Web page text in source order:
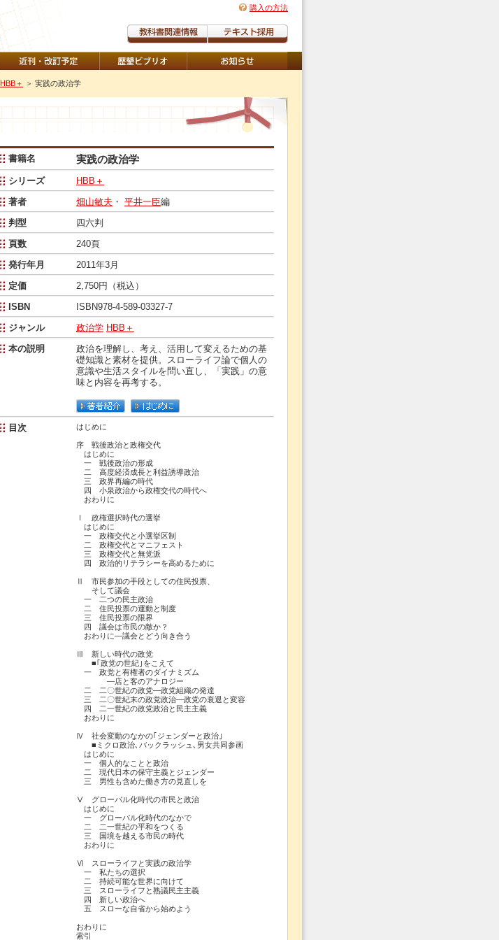
購入の方法
HBB＋ ＞ 実践の政治学
書籍名 実践の政治学
シリーズ
HBB＋
著者
畑山敏夫 ・ 平井一臣編
判型
四六判
頁数
240頁
発行年月
2011年3月
定価
2,750円（税込）
ISBN
ISBN978-4-589-03327-7
ジャンル
政治学 HBB＋
本の説明
政治を理解し、考え、活用して変えるための基
礎知識と素材を提供。スローライフ論で個人の
意識や生活スタイルを問い直し、「実践」の意
味と内容を再考する。
目次 はじめに
序 戦後政治と政権交代
はじめに
一 戦後政治の形成
二 高度経済成長と利益誘導政治
三 政界再編の時代
四 小泉政治から政権交代の時代へ
おわりに
Ⅰ 政権選択時代の選挙
はじめに
一 政権交代と小選挙区制
二 政権交代とマニフェスト
三 政権交代と無党派
四 政治的リテラシーを高めるために
Ⅱ 市民参加の手段としての住民投票、
そして議会
一 二つの民主政治
二 住民投票の運動と制度
三 住民投票の限界
四 議会は市民の敵か？
おわりに―議会とどう向き合う
Ⅲ 新しい時代の政党
■｢政党の世紀｣をこえて
一 政党と有権者のダイナミズム
―店と客のアナロジー
二 二〇世紀の政党―政党組織の発達
三 二〇世紀末の政党政治―政党の衰退と変容
四 二一世紀の政党政治と民主主義
おわりに
Ⅳ 社会変動のなかの｢ジェンダーと政治｣
■ミクロ政治､バックラッシュ､男女共同参画
はじめに
一 個人的なことと政治
二 現代日本の保守主義とジェンダー
三 男性も含めた働き方の見直しを
Ⅴ グローバル化時代の市民と政治
はじめに
一 グローバル化時代のなかで
二 二一世紀の平和をつくる
三 国境を越える市民の時代
おわりに
Ⅵ スローライフと実践の政治学
一 私たちの選択
二 持続可能な世界に向けて
三 スローライフと熟議民主主義
四 新しい政治へ
五 スローな自省から始めよう
おわりに
索引